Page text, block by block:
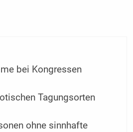
bei Kongressen
Tagungsorten
ohne sinnhafte